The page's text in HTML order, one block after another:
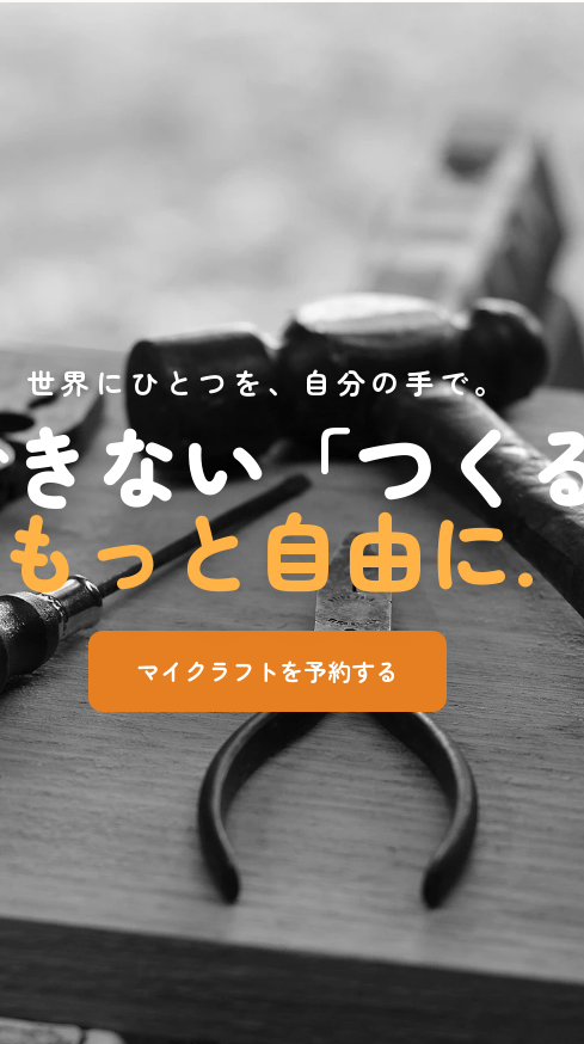
世界にひとつを、自分の手で。
ない「つく
っと自由に.
マイクラフトを予約する